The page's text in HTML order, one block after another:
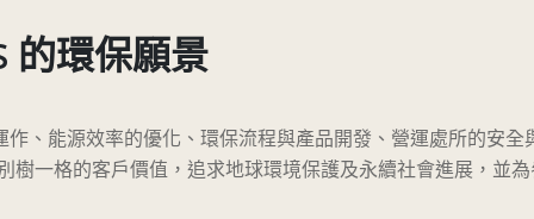
的環保願景
作、能源效率的優化、環保流程與產品開發、營運處所的安
樹一格的客戶價值，追求地球環境保護及永續社會進展，並